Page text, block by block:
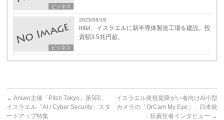
ビジネス
ビジネス
2023/06/19
Intel、イスラエルに新半導体製造工場を建設。投
資額3.5兆円超。
← Aniwo主催「Pitch Tokyo」第5回、
イスラエル「AI / Cyber Security」スタ
ートアップ特集
イスラエル発視覚障がい者向けAI小型
カメラの「OrCam My Eye」、日本統
括責任者インタビュー →